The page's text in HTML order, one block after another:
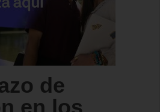
de
en los